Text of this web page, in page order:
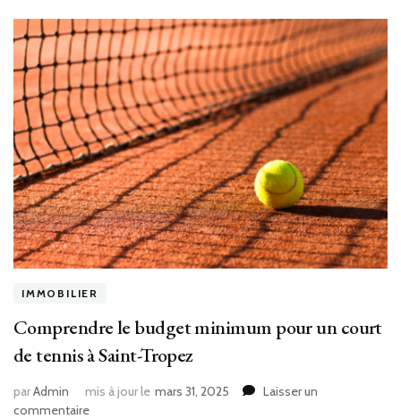
IMMOBILIER
Comprendre le budget minimum pour un court
de tennis à Saint-Tropez
parAdmin mis à jour le mars 31, 2025
Laisser un
commentairesur